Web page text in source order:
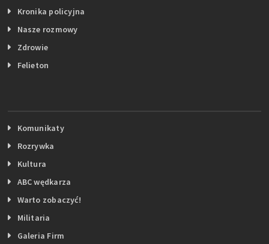
Kronika policyjna
Nasze rozmowy
Zdrowie
Felieton
Komunikaty
Rozrywka
Kultura
ABC wędkarza
Warto zobaczyć!
Militaria
Galeria Firm